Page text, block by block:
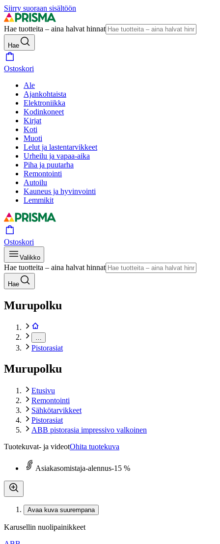
Siirry suoraan sisältöön
Hae tuotteita – aina halvat hinnat
Hae
Ostoskori
Ale
Ajankohtaista
Elektroniikka
Kodinkoneet
Kirjat
Koti
Muoti
Lelut ja lastentarvikkeet
Urheilu ja vapaa-aika
Piha ja puutarha
Remontointi
Autoilu
Kauneus ja hyvinvointi
Lemmikit
Ostoskori
Valikko
Hae tuotteita – aina halvat hinnat
Hae
Murupolku
Pistorasiat
Murupolku
Etusivu
Remontointi
Sähkötarvikkeet
Pistorasiat
ABB pistorasia impressivo valkoinen
Tuotekuvat- ja videotOhita tuotekuva
Asiakasomistaja-alennus-15 %
Avaa kuva suurempana
Karusellin nuolipainikkeet